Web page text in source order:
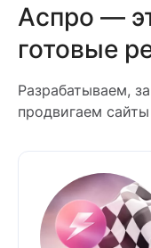
Аспро —
готовые
Разрабатываем,
продвигаем